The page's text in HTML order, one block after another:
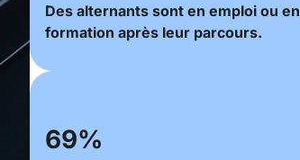
Des alternants sont en emploi ou en
formation après leur parcours.
69%